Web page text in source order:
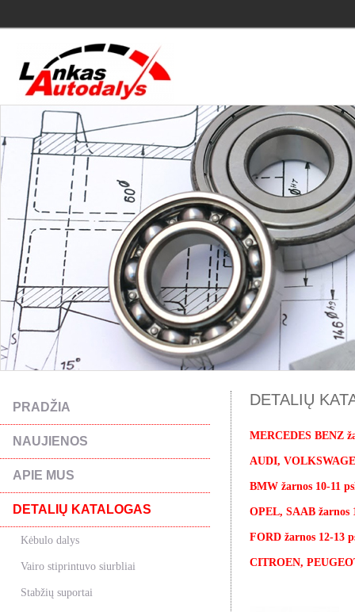
PRADŽIA
NAUJIENOS
APIE MUS
DETALIŲ KATALOGAS
Kėbulo dalys
Vairo stiprintuvo siurbliai
Stabžių suportai
DETALIŲ
MERCEDES BENZ
AUDI,
BMW žarnos 10-11
OPEL, SAAB žarnos
FORD žarnos 12-13
CITROEN,